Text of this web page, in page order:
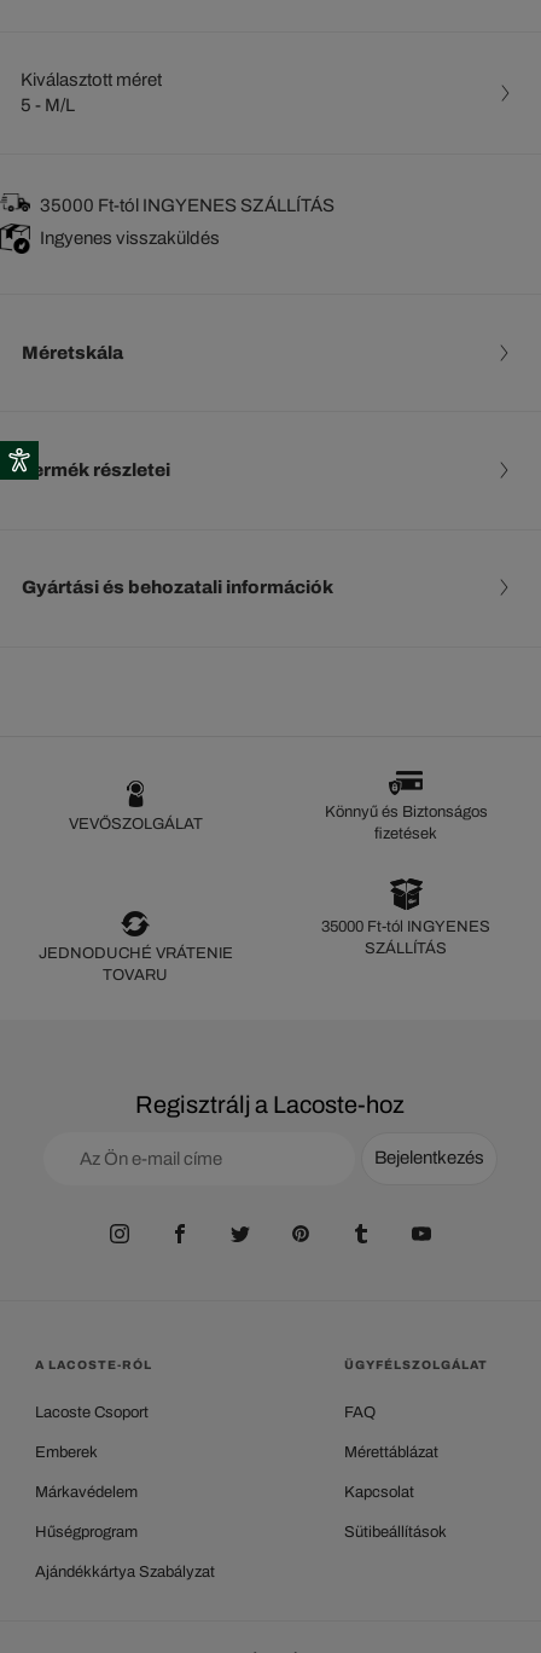
Kiválasztott méret
5 - M/L
35000 Ft-tól INGYENES SZÁLLÍTÁS
Ingyenes visszaküldés
Méretskála
Termék részletei
Gyártási és behozatali információk
VEVŐSZOLGÁLAT
Könnyű és Biztonságos
fizetések
JEDNODUCHÉ VRÁTENIE
TOVARU
35000 Ft-tól INGYENES
SZÁLLÍTÁS
Regisztrálj a Lacoste-hoz
Bejelentkezés
A LACOSTE-RÓL
Lacoste Csoport
Emberek
Márkavédelem
Hűségprogram
Ajándékkártya Szabályzat
ÜGYFÉLSZOLGÁLAT
FAQ
Mérettáblázat
Kapcsolat
Sütibeállítások